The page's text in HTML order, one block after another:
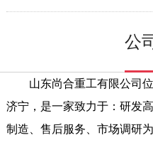
公司
山东尚合重工有限公司位
济宁，是一家致力于：研发
制造、售后服务、市场调研